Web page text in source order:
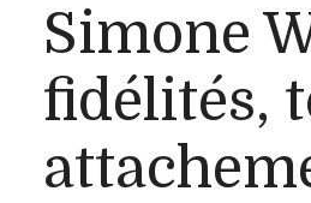
Simone
fidélités,